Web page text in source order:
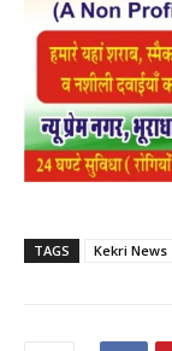
TAGS Kekri News